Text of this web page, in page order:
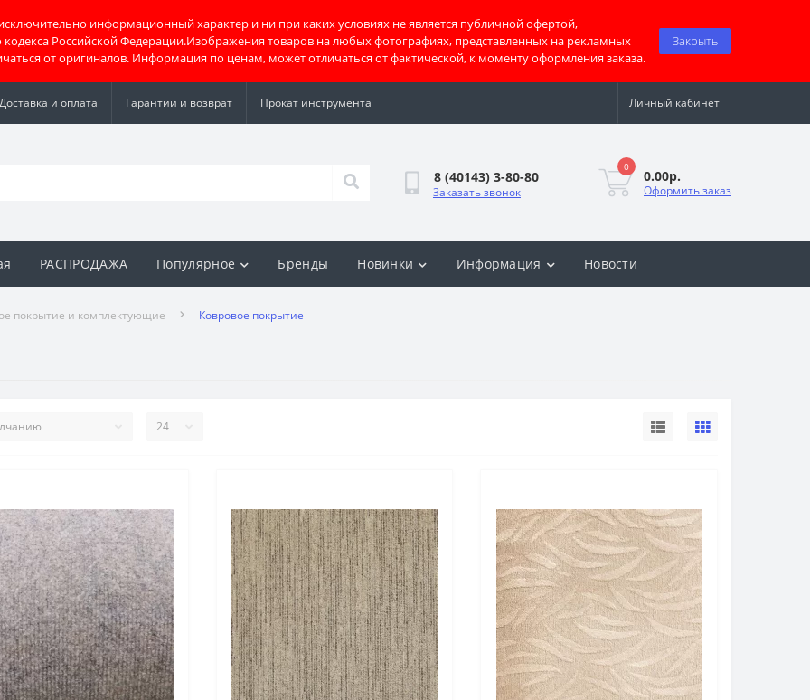
информационный характер и ни при каких условиях не является публичной офертой,
Российской Федерации.Изображения товаров на любых фотографиях, представленных на рекламных
от оригиналов. Информация по ценам, может отличаться от фактической, к моменту оформления заказа.
Закрыть
Доставка и оплата Гарантии и возврат Прокат инструмента Личный кабинет
8 (40143) 3-80-80
Заказать звонок
0
0.00р.
Оформить заказ
РАСПРОДАЖА Популярное Бренды Новинки Информация Новости
покрытие и комплектующие Ковровое покрытие